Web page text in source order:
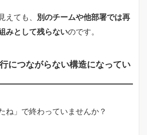
えても、 別のチームや他部署では再
みとして残らないのです。
につながらない構造になってい
ね」で終わっていませんか？